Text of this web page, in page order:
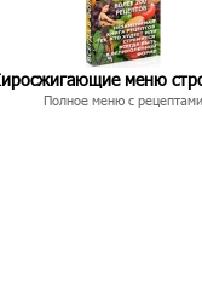
меню
Полное меню с рецептами